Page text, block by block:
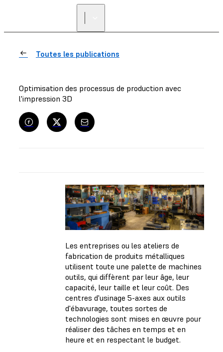
Toutes les publications
Optimisation des processus de production avec
l'impression 3D
Les entreprises ou les ateliers de
fabrication de produits métalliques
utilisent toute une palette de machines
outils, qui diffèrent par leur âge, leur
capacité, leur taille et leur coût. Des
centres d'usinage 5-axes aux outils
d'ébavurage, toutes sortes de
technologies sont mises en œuvre pour
réaliser des tâches en temps et en
heure et en respectant le budget.